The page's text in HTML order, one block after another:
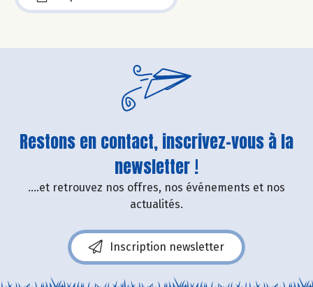
Restons en contact, inscrivez-vous à la
newsletter !
....et retrouvez nos offres, nos événements et nos
actualités.
Inscription newsletter